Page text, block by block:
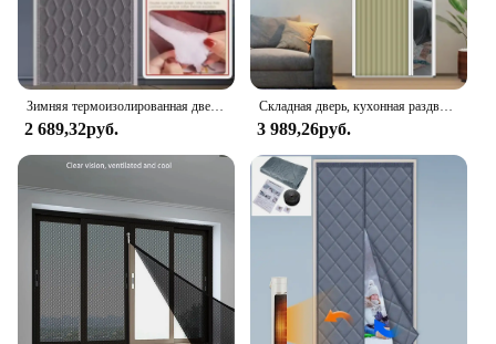
Зимняя термоизолированная дверная занавеска, атмосферостойкая сетка для экрана для раздвижных стеклянных передних дверей, домашнее сохранение тепла
2 689,32руб.
Складная дверь, кухонная раздвижная перегородка, занавеска, невидимая установка, бесплатная простая ванная комната, балкон
3 989,26руб.